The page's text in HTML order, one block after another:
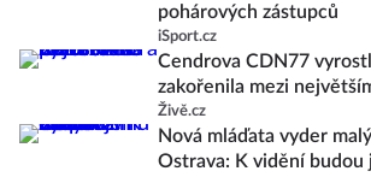
pohárových zástupců
iSport.cz
Cendrova CDN77
zakořenila mezi
Živě.cz
Nová mláďata vyder
Ostrava: K vidění budou